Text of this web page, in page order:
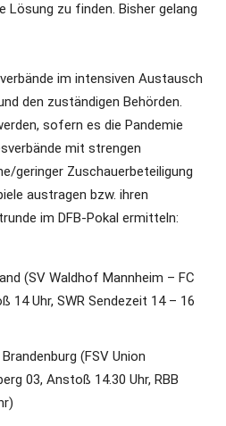
Lösung zu finden. Bisher gelang
im intensiven Austausch
den zuständigen Behörden.
sofern es die Pandemie
mit strengen
geringer Zuschauerbeteiligung
austragen bzw. ihren
im DFB-Pokal ermitteln:
(SV Waldhof Mannheim – FC
14 Uhr, SWR Sendezeit 14 – 16
(FSV Union
03, Anstoß 14.30 Uhr, RBB